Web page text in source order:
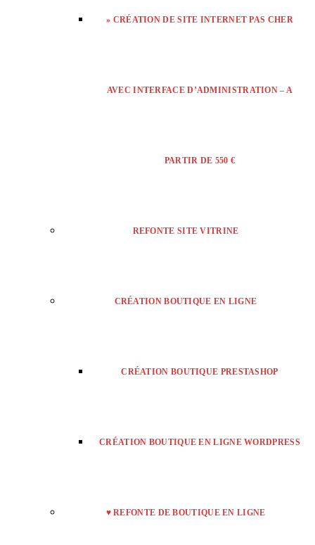
» CRÉATION DE SITE INTERNET PAS CHER
AVEC INTERFACE D’ADMINISTRATION – A
PARTIR DE 550 €
REFONTE SITE VITRINE
CRÉATION BOUTIQUE EN LIGNE
CRÉATION BOUTIQUE PRESTASHOP
CRÉATION BOUTIQUE EN LIGNE WORDPRESS
♥ REFONTE DE BOUTIQUE EN LIGNE